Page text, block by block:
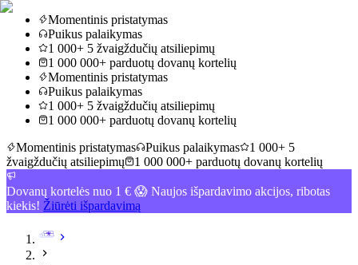
Momentinis pristatymas
Puikus palaikymas
1 000+ 5 žvaigždučių atsiliepimų
1 000 000+ parduotų dovanų kortelių
Momentinis pristatymas
Puikus palaikymas
1 000+ 5 žvaigždučių atsiliepimų
1 000 000+ parduotų dovanų kortelių
Momentinis pristatymas
Puikus palaikymas
1 000+ 5
žvaigždučių atsiliepimų
1 000 000+ parduotų dovanų kortelių
Dovanų kortelės nuo 1 € 😱 Naujos išpardavimo akcijos, ribotas
kiekis! Žiūrėti išpardavimą